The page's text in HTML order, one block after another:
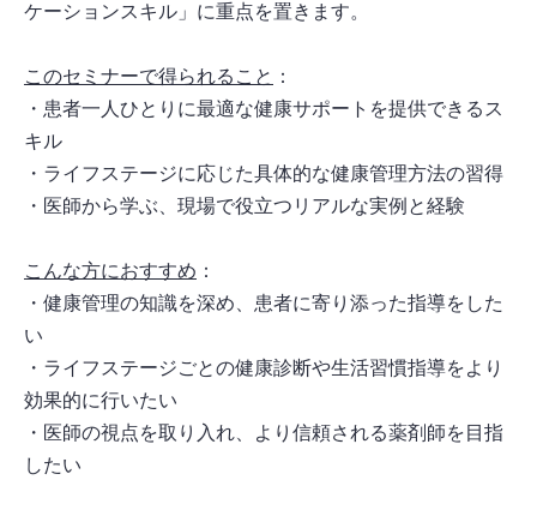
ケーションスキル」に重点を置きます。
このセミナーで得られること ：
・患者一人ひとりに最適な健康サポートを提供できるス
キル
・ライフステージに応じた具体的な健康管理方法の習得
・医師から学ぶ、現場で役立つリアルな実例と経験
こんな方におすすめ ：
・健康管理の知識を深め、患者に寄り添った指導をした
い
・ライフステージごとの健康診断や生活習慣指導をより
効果的に行いたい
・医師の視点を取り入れ、より信頼される薬剤師を目指
したい